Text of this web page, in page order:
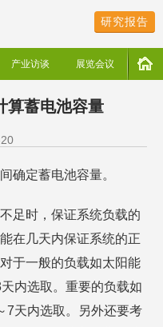
研究报告
产业访谈 展览会议
算蓄电池容量
确定蓄电池容量。
足时，保证系统负载的
在几天内保证系统的正
于一般的负载如太阳能
内选取。重要的负载如
7天内选取。另外还要考